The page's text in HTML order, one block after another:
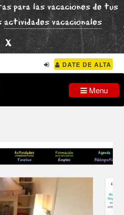
para las vacaciones de tus
actividades vacacionales
x
DATE DE ALTA
Menu